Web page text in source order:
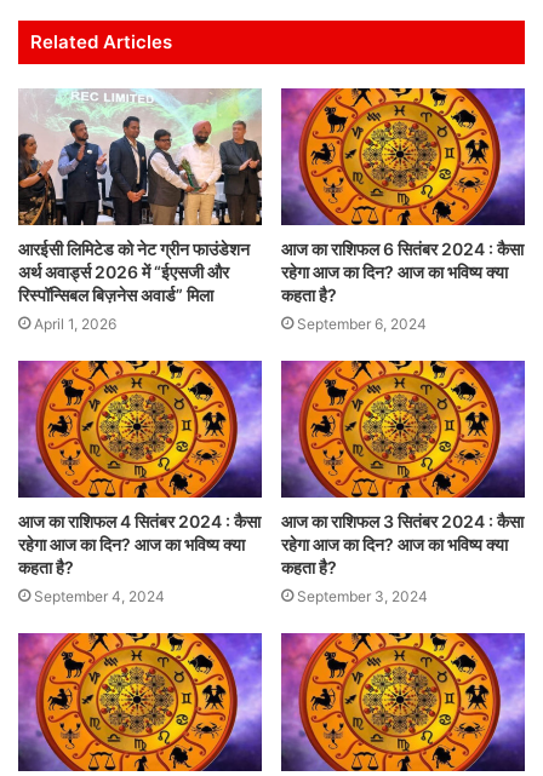
s
A
p
p
e
b
o
o
k
er l
e
dI
n
e
Related Articles
आरईसी लिमिटेड को नेट ग्रीन फाउंडेशन
अर्थ अवार्ड्स 2026 में “ईएसजी और
रिस्पॉन्सिबल बिज़नेस अवार्ड” मिला
April 1, 2026
आज का राशिफल 6 सितंबर 2024 : कैसा
रहेगा आज का दिन? आज का भविष्य क्या
कहता है?
September 6, 2024
आज का राशिफल 4 सितंबर 2024 : कैसा
रहेगा आज का दिन? आज का भविष्य क्या
कहता है?
September 4, 2024
आज का राशिफल 3 सितंबर 2024 : कैसा
रहेगा आज का दिन? आज का भविष्य क्या
कहता है?
September 3, 2024